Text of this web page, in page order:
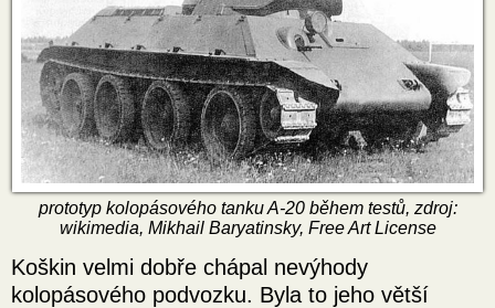
prototyp kolopásového tanku A-20 během testů, zdroj:
wikimedia, Mikhail Baryatinsky, Free Art License
Koškin velmi dobře chápal nevýhody
kolopásového podvozku. Byla to jeho větší